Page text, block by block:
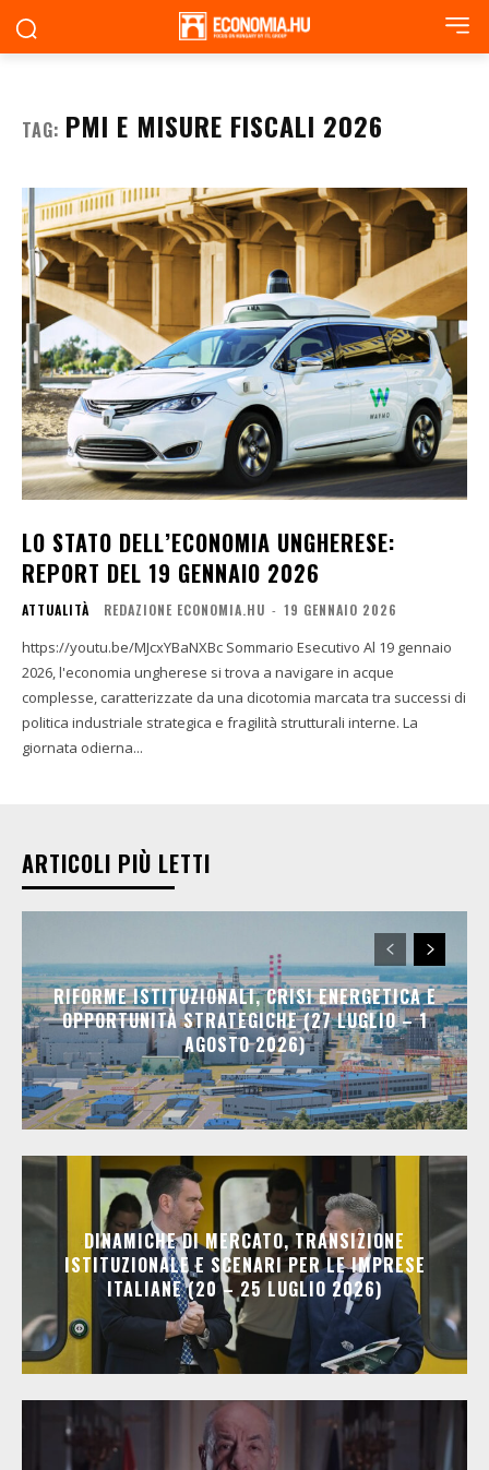
TAG: PMI E MISURE FISCALI 2026
LO STATO DELL’ECONOMIA UNGHERESE:
REPORT DEL 19 GENNAIO 2026
ATTUALITÀ REDAZIONE ECONOMIA.HU - 19 GENNAIO 2026
https://youtu.be/MJcxYBaNXBc Sommario Esecutivo Al 19 gennaio
2026, l'economia ungherese si trova a navigare in acque
complesse, caratterizzate da una dicotomia marcata tra successi di
politica industriale strategica e fragilità strutturali interne. La
giornata odierna...
ARTICOLI PIÙ LETTI
RIFORME ISTITUZIONALI, CRISI ENERGETICA E
OPPORTUNITÀ STRATEGICHE (27 LUGLIO – 1
AGOSTO 2026)
DINAMICHE DI MERCATO, TRANSIZIONE
ISTITUZIONALE E SCENARI PER LE IMPRESE
ITALIANE (20 – 25 LUGLIO 2026)